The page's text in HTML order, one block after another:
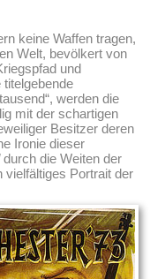
keine Waffen tragen,
Welt, bevölkert von
und
werden die
mit der schartigen
Besitzer deren
Ironie dieser
durch die Weiten der
vielfältiges Portrait der